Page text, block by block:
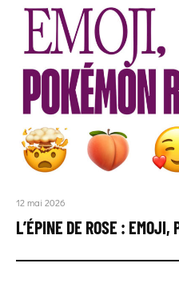
12 mai 2026
L’ÉPINE DE ROSE : EMOJI,